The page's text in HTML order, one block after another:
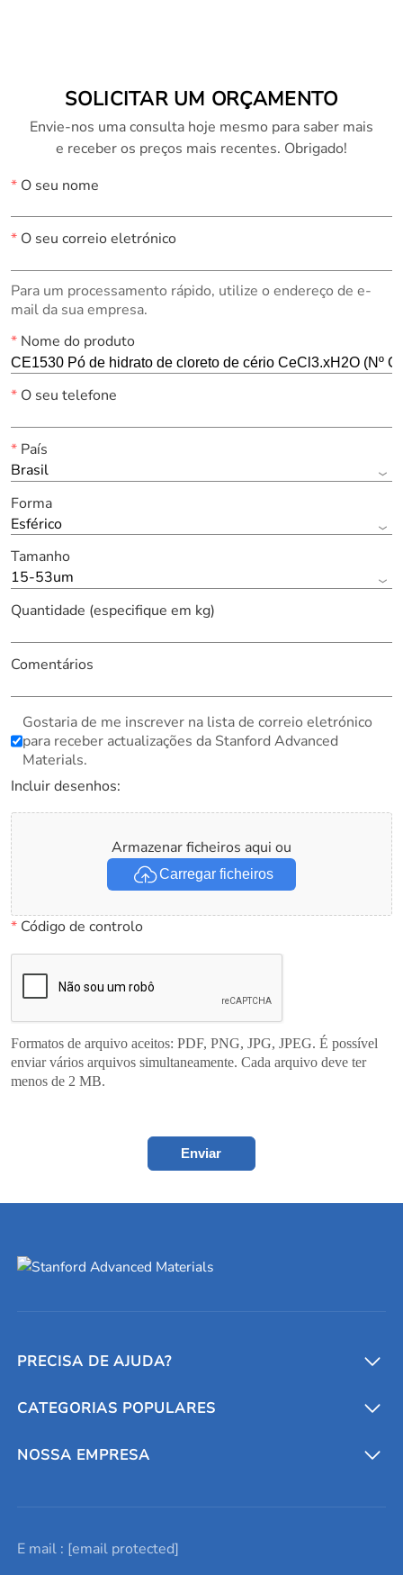
SOLICITAR UM ORÇAMENTO
Envie-nos uma consulta hoje mesmo para saber mais
e receber os preços mais recentes. Obrigado!
*O seu nome
*O seu correio eletrónico
Para um processamento rápido, utilize o endereço de e-
mail da sua empresa.
*Nome do produto
*O seu telefone
*País
Brasil
Forma
Esférico
Tamanho
15-53um
Quantidade (especifique em kg)
Comentários
Gostaria de me inscrever na lista de correio eletrónico
para receber actualizações da Stanford Advanced
Materials.
Incluir desenhos:
Armazenar ficheiros aqui ou
Carregar ficheiros
*Código de controlo
Formatos de arquivo aceitos: PDF, PNG, JPG, JPEG. É possível
enviar vários arquivos simultaneamente. Cada arquivo deve ter
menos de 2 MB.
Enviar
PRECISA DE AJUDA?
Conversores e calculadoras
Entre em contato conosco
Lista de consultas
CATEGORIAS POPULARES
Metais refratários
Elementos de terras raras
NOSSA EMPRESA
Promoções atuais
E mail : [email protected]